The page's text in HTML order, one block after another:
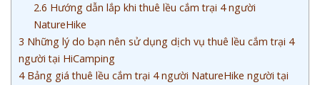
2.6 Hướng dẫn lắp khi thuê lều cắm trại 4 người
NatureHike
3 Những lý do bạn nên sử dụng dịch vụ thuê lều cắm trại 4
người tại HiCamping
4Bảng giá thuê lều cắm trại 4 người NatureHike người tại